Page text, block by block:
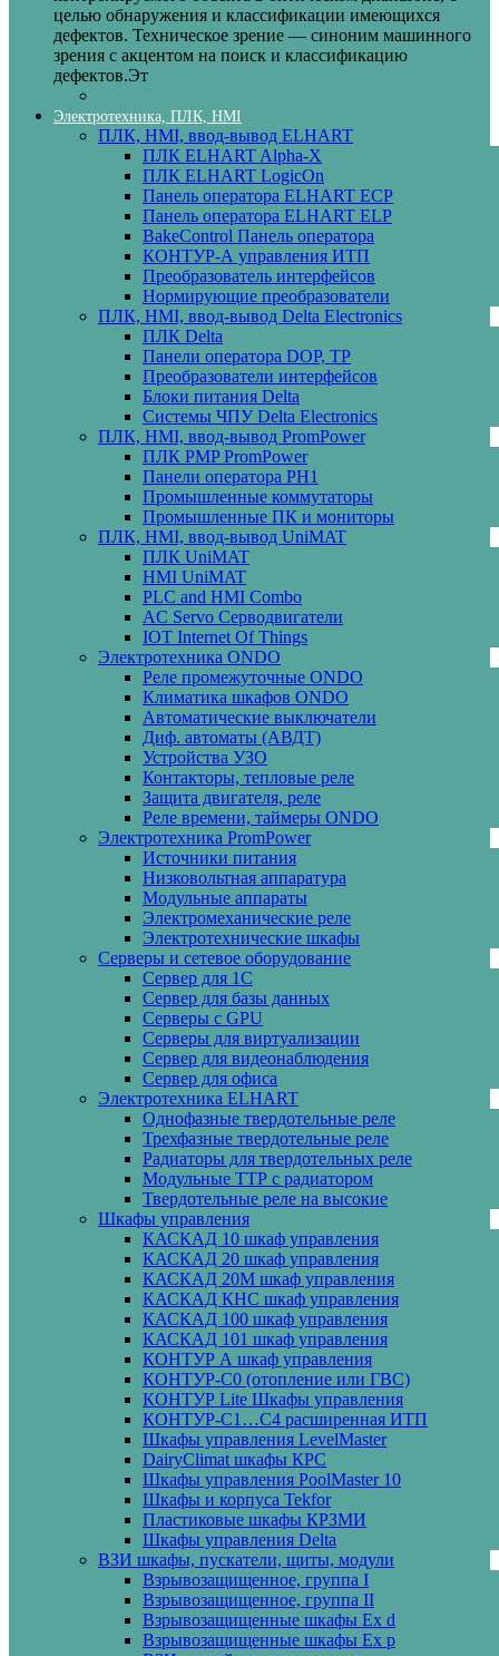
целью обнаружения и классификации имеющихся
дефектов. Техническое зрение — синоним машинного
зрения с акцентом на поиск и классификацию
дефектов.Эт
Электротехника, ПЛК, HMI
ПЛК, HMI, ввод-вывод ELHART
ПЛК ELHART Alpha-X
ПЛК ELHART LogicOn
Панель оператора ELHART ECP
Панель оператора ELHART ELP
BakeControl Панель оператора
КОНТУР-А управления ИТП
Преобразователь интерфейсов
Нормирующие преобразователи
ПЛК, HMI, ввод-вывод Delta Electronics
ПЛК Delta
Панели оператора DOP, TP
Преобразователи интерфейсов
Блоки питания Delta
Системы ЧПУ Delta Electronics
ПЛК, HMI, ввод-вывод PromPower
ПЛК PMP PromPower
Панели оператора PH1
Промышленные коммутаторы
Промышленные ПК и мониторы
ПЛК, HMI, ввод-вывод UniMAT
ПЛК UniMAT
HMI UniMAT
PLC and HMI Combo
AC Servo Серводвигатели
IOT Internet Of Things
Электротехника ONDO
Реле промежуточные ONDO
Климатика шкафов ONDO
Автоматические выключатели
Диф. автоматы (АВДТ)
Устройства УЗО
Контакторы, тепловые реле
Защита двигателя, реле
Реле времени, таймеры ONDO
Электротехника PromPower
Источники питания
Низковольтная аппаратура
Модульные аппараты
Электромеханические реле
Электротехнические шкафы
Серверы и сетевое оборудование
Сервер для 1С
Сервер для базы данных
Серверы с GPU
Серверы для виртуализации
Сервер для видеонаблюдения
Сервер для офиса
Электротехника ELHART
Однофазные твердотельные реле
Трехфазные твердотельные реле
Радиаторы для твердотельных реле
Модульные ТТР с радиатором
Твердотельные реле на высокие
Шкафы управления
КАСКАД 10 шкаф управления
КАСКАД 20 шкаф управления
КАСКАД 20М шкаф управления
КАСКАД КНС шкаф управления
КАСКАД 100 шкаф управления
КАСКАД 101 шкаф управления
КОНТУР А шкаф управления
КОНТУР-С0 (отопление или ГВС)
КОНТУР Lite Шкафы управления
КОНТУР-С1…С4 расширенная ИТП
Шкафы управления LevelMaster
DairyClimat шкафы КРС
Шкафы управления PoolMaster 10
Шкафы и корпуса Tekfor
Пластиковые шкафы КРЗМИ
Шкафы управления Delta
ВЗИ шкафы, пускатели, щиты, модули
Взрывозащищенное, группа I
Взрывозащищенное, группа II
Взрывозащищенные шкафы Ех d
Взрывозащищенные шкафы Ех p